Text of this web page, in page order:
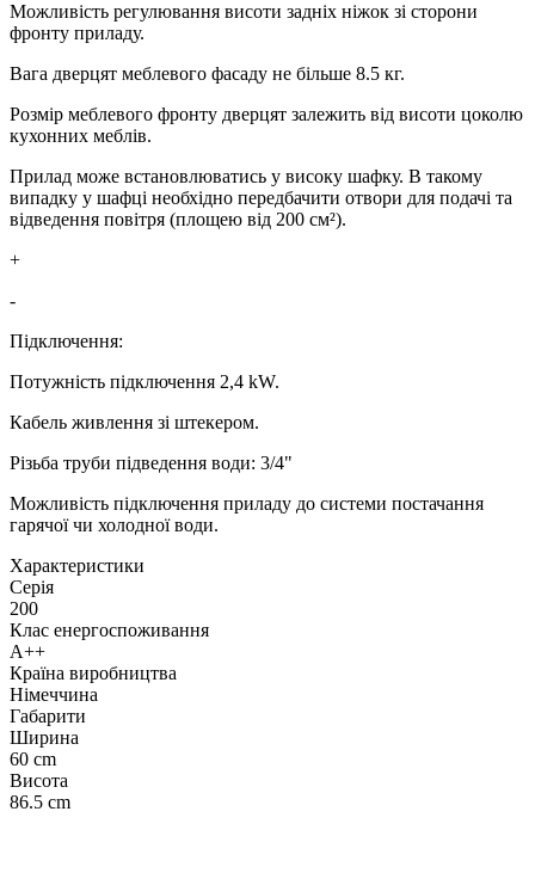
Можливість регулювання висоти задніх ніжок зі сторони
фронту приладу.
Вага дверцят меблевого фасаду не більше 8.5 кг.
Розмір меблевого фронту дверцят залежить від висоти цоколю
кухонних меблів.
Прилад може встановлюватись у високу шафку. В такому
випадку у шафці необхідно передбачити отвори для подачі та
відведення повітря (площею від 200 см²).
+
-
Підключення:
Потужність підключення 2,4 kW.
Кабель живлення зі штекером.
Різьба труби підведення води: 3/4"
Можливість підключення приладу до системи постачання
гарячої чи холодної води.
Xарактеристики
Серія
200
Клас енергоспоживання
A++
Країна виробництва
Німеччина
Габарити
Ширина
60 cm
Висота
86.5 cm